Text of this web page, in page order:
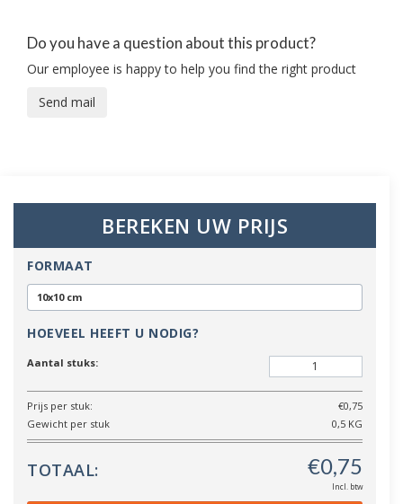
Do you have a question about this product?
Our employee is happy to help you find the right product
Send mail
BEREKEN UW PRIJS
FORMAAT
10x10 cm
HOEVEEL HEEFT U NODIG?
Aantal stuks:
Prijs per stuk:
€0,75
Gewicht per stuk
0,5 KG
TOTAAL:
Incl. btw